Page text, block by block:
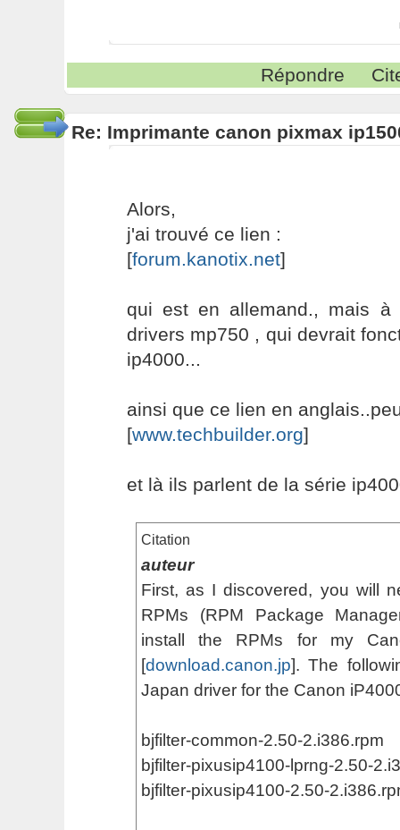
Répondre
Re: Imprimante canon pixmax
Alors,
j'ai trouvé ce lien :
[forum.kanotix.net]
qui est en allemand., mais à
drivers mp750 , qui devrait
ip4000...
ainsi que ce lien en
[www.techbuilder.org]
et là ils parlent de la série
Citation
auteur
First, as I discovered, you will
RPMs (RPM Package
install the RPMs for my
[download.canon.jp]. The
Japan driver for the Canon
bjfilter-common-2.50-2.i386.rpm
bjfilter-pixusip4100-lprng-2.50-
bjfilter-pixusip4100-2.50-